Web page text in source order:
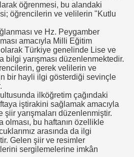
öğrenmesi, bu alandaki
öğrencilerin ve velilerin "Kutlu
ve Hz. Peygamber
amacıyla Milli Eğitim
olarak Türkiye genelinde Lise ve
bilgi yarışması düzenlenmektedir.
gerek velilerin ve
bir hayli ilgi gösterdiği sevinçle
ilköğretim çağındaki
iştirakini sağlamak amacıyla
şiir yarışmaları düzenlenmiştir.
olması, bu haftanın özellikle
arasında da ilgi
Gelen şiir ve resimler
sergilemelerine imkân